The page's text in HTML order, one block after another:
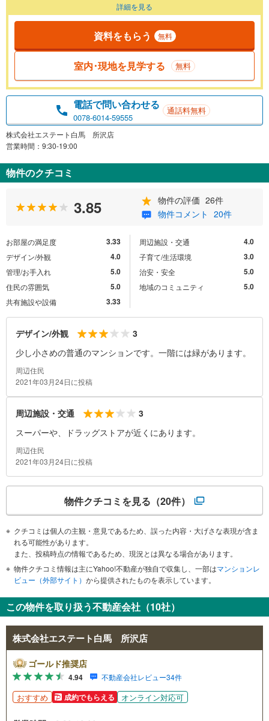
詳細を見る
資料をもらう 無料
室内･現地を見学する 無料
電話で問い合わせる
0078-6014-59555
通話料無料
株式会社エステート白馬 所沢店
営業時間：9:30-19:00
物件のクチコミ
3.85 物件の評価 26件
物件コメント 20件
お部屋の満足度 3.33
デザイン/外観 4.0
管理/お手入れ 5.0
住民の雰囲気 5.0
共有施設や設備 3.33
周辺施設・交通 4.0
子育て/生活環境 3.0
治安・安全 5.0
地域のコミュニティ 5.0
デザイン/外観
3
少し小さめの普通のマンションです。一階には緑があります。
周辺住民
2021年03月24日に投稿
周辺施設・交通
3
スーパーや、ドラッグストアが近くにあります。
周辺住民
2021年03月24日に投稿
物件クチコミを見る （20件）
クチコミは個人の主観・意見であるため、誤った内容・大げさな表現が含ま
れる可能性があります。
また、投稿時点の情報であるため、現況とは異なる場合があります。
物件クチコミ情報は主にYahoo!不動産が独自で収集し、一部はマンションレ
ビュー（外部サイト） から提供されたものを表示しています。
この物件を取り扱う不動産会社（10社）
株式会社エステート白馬 所沢店
ゴールド推奨店
4.94 不動産会社レビュー34件
おすすめ 成約でもらえる オンライン対応可